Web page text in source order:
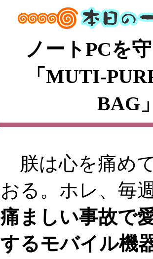
ノートPCを
「MUTI-
BAG
朕は心を痛め
おる。ホレ、毎
痛ましい事故で
するモバイル機